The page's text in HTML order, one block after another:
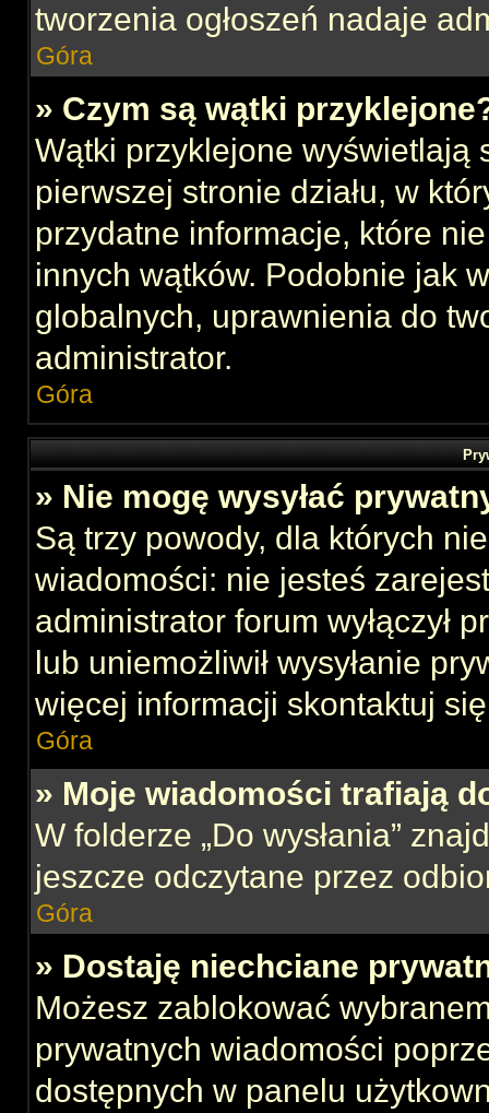
tworzenia ogłoszeń nadaje
Góra
» Czym są wątki
Wątki przyklejone wyświetlają
pierwszej stronie działu, w
przydatne informacje, które
innych wątków. Podobnie jak
globalnych, uprawnienia do
administrator.
Góra
» Nie mogę wysyłać
Są trzy powody, dla których
wiadomości: nie jesteś
administrator forum wyłączył
lub uniemożliwił wysyłanie
więcej informacji skontaktuj
Góra
» Moje wiadomości trafiają
W folderze „Do wysłania”
jeszcze odczytane przez
Góra
» Dostaję niechciane
Możesz zablokować
prywatnych wiadomości
dostępnych w panelu